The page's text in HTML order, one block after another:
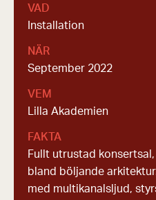
VAD
Installation
NÄR
September 2022
VEM
Lilla Akademien
FAKTA
Fullt utrustad
bland böljande
med multikanalsljud,